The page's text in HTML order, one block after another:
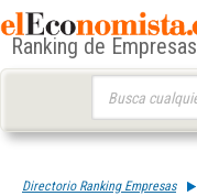
Ranking de Empresas
Directorio Ranking Empresas